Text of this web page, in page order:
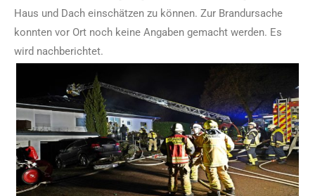
Haus und Dach einschätzen zu können. Zur Brandursache
konnten vor Ort noch keine Angaben gemacht werden. Es
wird nachberichtet.